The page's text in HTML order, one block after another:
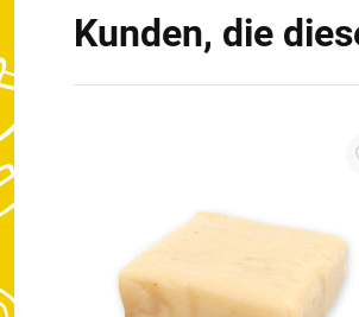
Kunden, die